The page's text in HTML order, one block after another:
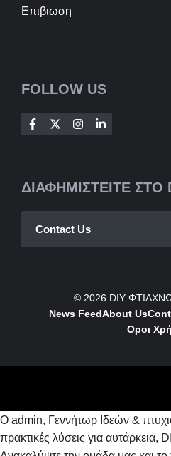
Επιβιωση
FOLLOW US
ΔΙΑΦΗΜΙΣΤΕΙΤΕ ΣΤΟ
Contact Us
© 2026 DIY
News FeedAbout Us
Οροι
Ο admin, Γεννήτωρ Ιδεών &
πρακτικές λύσεις για αυτάρκεια,